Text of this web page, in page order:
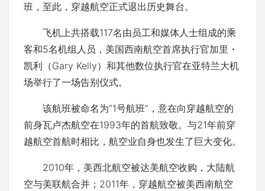
班，至此，穿越航空正式退出历史舞台。
飞机上共搭载117名由员工和媒体人士组成的乘
客和5名机组人员，美国西南航空首席执行官加里・
凯利（Gary Kelly）和其他数位执行官在亚特兰大机
场举行了一场告别仪式。
该航班被命名为“1号航班”，意在向穿越航空的
前身瓦卢杰航空在1993年的首航致敬。与21年前穿
越航空首航时相比，航空业自身也发生了巨大变化。
2010年，美西北航空被达美航空收购，大陆航
空与美联航合并；2011年，穿越航空被美西南航空